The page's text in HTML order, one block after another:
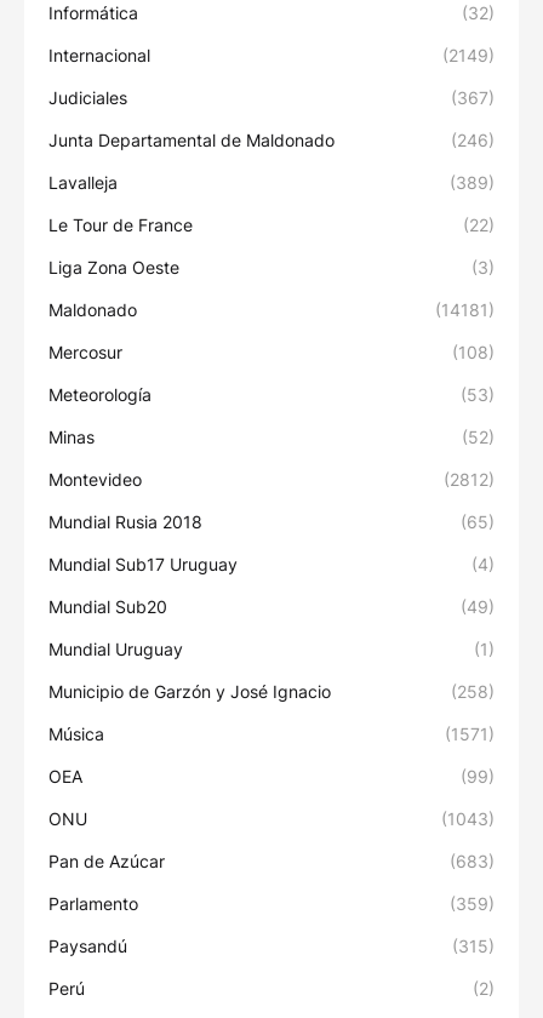
Informática (32)
Internacional (2149)
Judiciales (367)
Junta Departamental de Maldonado (246)
Lavalleja (389)
Le Tour de France (22)
Liga Zona Oeste (3)
Maldonado (14181)
Mercosur (108)
Meteorología (53)
Minas (52)
Montevideo (2812)
Mundial Rusia 2018 (65)
Mundial Sub17 Uruguay (4)
Mundial Sub20 (49)
Mundial Uruguay (1)
Municipio de Garzón y José Ignacio (258)
Música (1571)
OEA (99)
ONU (1043)
Pan de Azúcar (683)
Parlamento (359)
Paysandú (315)
Perú (2)